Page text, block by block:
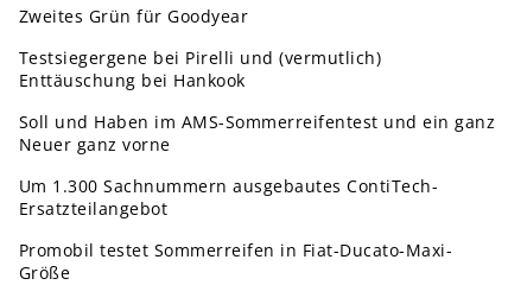
Zweites Grün für Goodyear
Testsiegergene bei Pirelli und (vermutlich)
Enttäuschung bei Hankook
Soll und Haben im AMS-Sommerreifentest und ein ganz
Neuer ganz vorne
Um 1.300 Sachnummern ausgebautes ContiTech-
Ersatzteilangebot
Promobil testet Sommerreifen in Fiat-Ducato-Maxi-
Größe